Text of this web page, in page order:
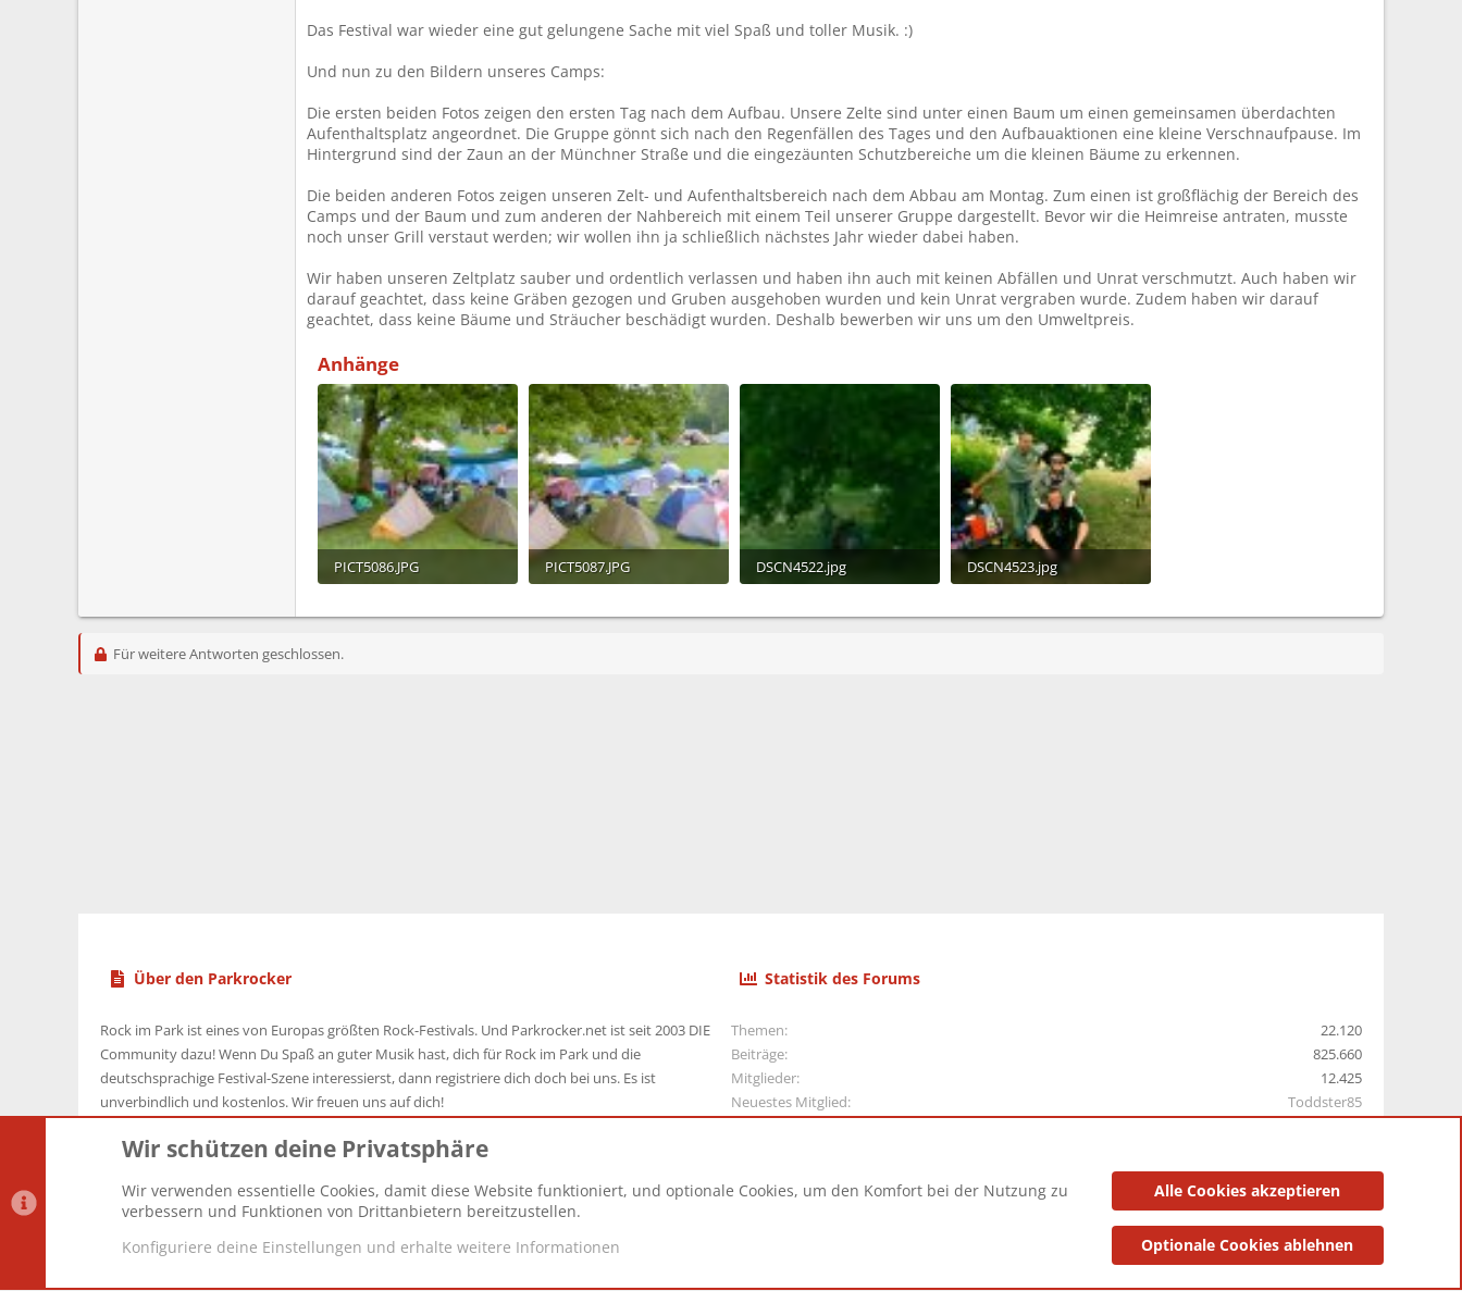
Das Festival war wieder eine gut gelungene Sache mit viel Spaß und toller Musik. :)
Und nun zu den Bildern unseres Camps:
Die ersten beiden Fotos zeigen den ersten Tag nach dem Aufbau. Unsere Zelte sind unter einen Baum um einen gemeinsamen überdachten
Aufenthaltsplatz angeordnet. Die Gruppe gönnt sich nach den Regenfällen des Tages und den Aufbauaktionen eine kleine Verschnaufpause. Im
Hintergrund sind der Zaun an der Münchner Straße und die eingezäunten Schutzbereiche um die kleinen Bäume zu erkennen.
Die beiden anderen Fotos zeigen unseren Zelt- und Aufenthaltsbereich nach dem Abbau am Montag. Zum einen ist großflächig der Bereich des
Camps und der Baum und zum anderen der Nahbereich mit einem Teil unserer Gruppe dargestellt. Bevor wir die Heimreise antraten, musste
noch unser Grill verstaut werden; wir wollen ihn ja schließlich nächstes Jahr wieder dabei haben.
Wir haben unseren Zeltplatz sauber und ordentlich verlassen und haben ihn auch mit keinen Abfällen und Unrat verschmutzt. Auch haben wir
darauf geachtet, dass keine Gräben gezogen und Gruben ausgehoben wurden und kein Unrat vergraben wurde. Zudem haben wir darauf
geachtet, dass keine Bäume und Sträucher beschädigt wurden. Deshalb bewerben wir uns um den Umweltpreis.
Anhänge
PICT5086.JPG
PICT5087.JPG
DSCN4522.jpg
DSCN4523.jpg
Für weitere Antworten geschlossen.
Über den Parkrocker
Rock im Park ist eines von Europas größten Rock-Festivals. Und Parkrocker.net ist seit 2003 DIE
Community dazu! Wenn Du Spaß an guter Musik hast, dich für Rock im Park und die
deutschsprachige Festival-Szene interessierst, dann registriere dich doch bei uns. Es ist
unverbindlich und kostenlos. Wir freuen uns auf dich!
Statistik des Forums
Themen
22.120
Beiträge
825.660
Mitglieder
12.425
Neuestes Mitglied
Toddster85
Datenschutz-Einstellungen PR Light Deutsch [Du] Datenschutzerklärung Impressum
Wir schützen deine Privatsphäre
Wir verwenden essentielle Cookies, damit diese Website funktioniert, und optionale Cookies, um den Komfort bei der Nutzung zu
verbessern und Funktionen von Drittanbietern bereitzustellen.
Konfiguriere deine Einstellungen und erhalte weitere Informationen
Alle Cookies akzeptieren
Optionale Cookies ablehnen